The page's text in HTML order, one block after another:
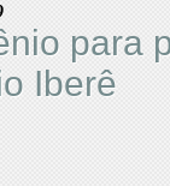
para
Iberê